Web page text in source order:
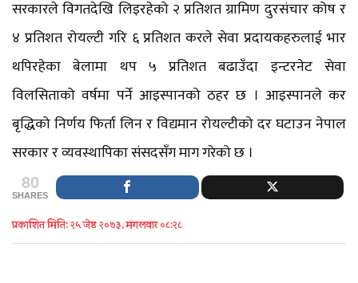
सरकारले विगतदेखि लिइरहेको २ प्रतिशत ग्रामिण दुरसंचार कोष र
४ प्रतिशत रोयल्टी गरि ६ प्रतिशत करले सेवा प्रदायकहरुलाई भार
थपिरहेका बेलामा थप ५ प्रतिशत बढाउँदा इन्टरनेट सेवा
विलसिताको वर्षमा पर्ने आइस्पानको ठहर छ । आइस्पानले कर
बृद्धिको निर्णय फिर्ता लिन र विद्यमान रोयल्टीको दर घटाउन नेपाल
सरकार र व्यवस्थापिका संसदसँग माग गरेको छ ।
80
SHARES
प्रकाशित मिति: २५ जेष्ठ २०७३, मंगलवार ०८:२८